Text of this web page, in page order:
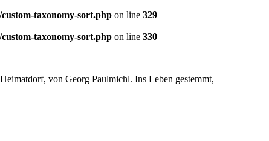
taxonomy-sort.php on line 329
taxonomy-sort.php on line 330
von Georg Paulmichl. Ins Leben gestemmt,